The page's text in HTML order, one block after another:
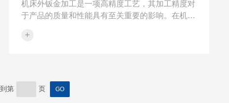
机床外钣金加工是一项高精度工艺，其加工精度对
于产品的质量和性能具有至关重要的影响。在机床
个环节。那么，如何才能保证机床外钣金加工的加
择时应根据实际需要进行合理搭配。同时，在选择
刀具时，也应根据材料特性和加工形式来选择合适
+
第 页